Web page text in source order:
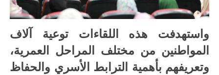
واستهدفت هذه اللقاءات توعية آلاف
المواطنين من مختلف المراحل العمرية،
وتعريفهم بأهمية الترابط الأسري والحفاظ